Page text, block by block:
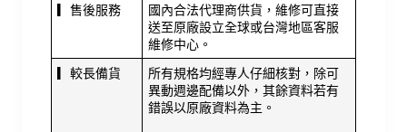
▎售後服務
國內合法代理商供貨，維修可直接
送至原廠設立全球或台灣地區客服
維修中心。
▎較長備貨
所有規格均經專人仔細核對，除可
異動週邊配備以外，其餘資料若有
錯誤以原廠資料為主。